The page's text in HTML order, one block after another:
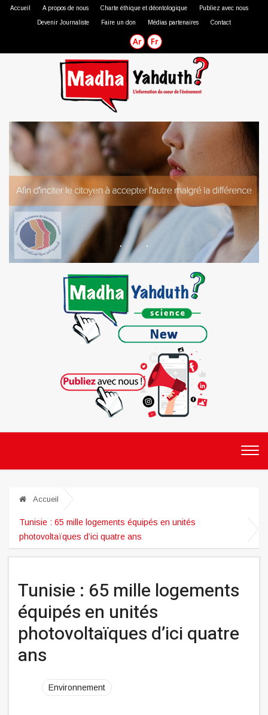
Accueil A propos de nous Charte éthique et déontologique Publiez avec nous
Devenir Journaliste Faire un don Médias partenaires Contact
Accueil
Tunisie : 65 mille logements équipés en unités
photovoltaïques d’ici quatre ans
Tunisie : 65 mille logements
équipés en unités
photovoltaïques d’ici quatre
ans
Environnement